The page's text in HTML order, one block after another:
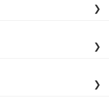
❯
❯
❯